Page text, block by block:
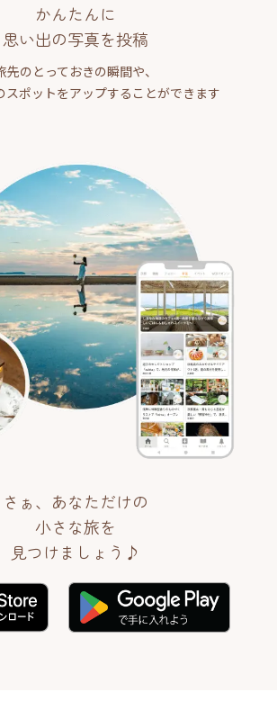
かんたんに
思い出の写真を投稿
先のとっておきの瞬間や、
スポットをアップすることができます
さぁ、あなただけの
小さな旅を
見つけましょう♪